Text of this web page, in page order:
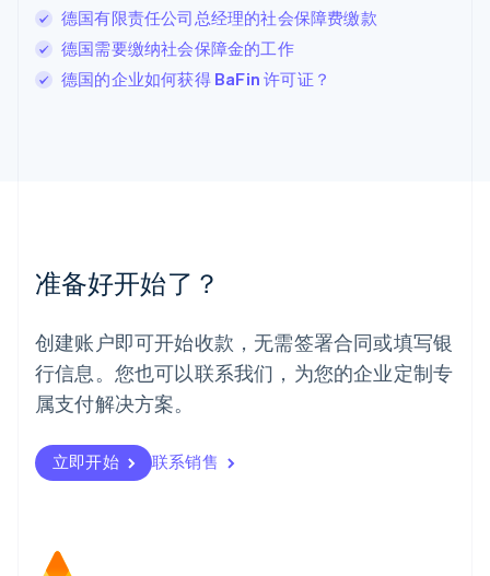
德国有限责任公司总经理的社会保障费缴款
德国需要缴纳社会保障金的工作
德国的企业如何获得 BaFin 许可证？
准备好开始了？
创建账户即可开始收款，无需签署合同或填写银
行信息。您也可以联系我们，为您的企业定制专
属支付解决方案。
立即开始 联系销售
卢森堡
罗马尼亚
English
挪威
葡萄牙
Português English
日本
日本語English
瑞典
瑞士
DeutschFrançais
English